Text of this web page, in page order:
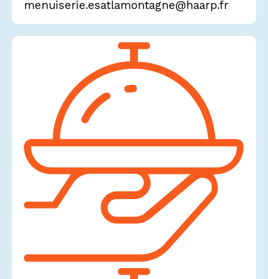
menuiserie.esatlamontagne@haarp.fr